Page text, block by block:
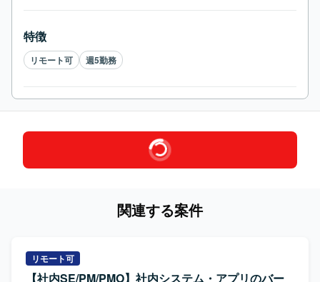
特徴
リモート可 週5勤務
関連する案件
リモート可
【社内SE/PM/PMO】社内システム・アプリのバー